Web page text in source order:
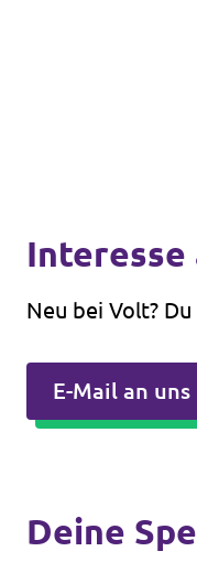
Interesse
Neu bei Volt?
E-Mail an uns
Deine